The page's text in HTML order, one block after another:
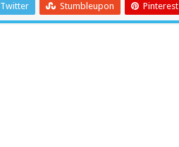
Twitter Stumbleupon Pinterest